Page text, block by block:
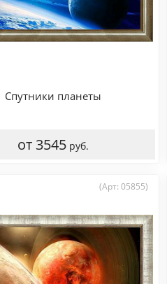
Спутники планеты
от 3545 руб.
(Арт: 05855)